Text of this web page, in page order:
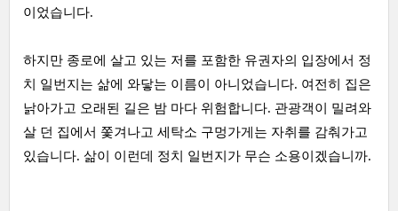
이었습니다.
하지만 종로에 살고 있는 저를 포함한 유권자의 입장에서 정
치 일번지는 삶에 와닿는 이름이 아니었습니다. 여전히 집은
낡아가고 오래된 길은 밤 마다 위험합니다. 관광객이 밀려와
살 던 집에서 쫓겨나고 세탁소 구멍가게는 자취를 감춰가고
있습니다. 삶이 이런데 정치 일번지가 무슨 소용이겠습니까.